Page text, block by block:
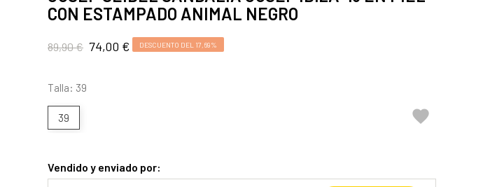
CON ESTAMPADO ANIMAL NEGRO
89,90 € 74,00 € DESCUENTO DEL 17,69%
Talla: 39
39 
Vendido y enviado por: